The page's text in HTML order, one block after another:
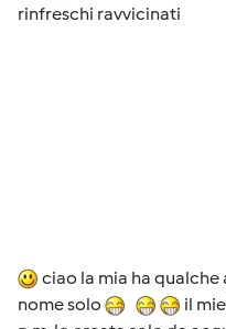
rinfreschi ravvicinati
ciao la mia ha qualche
nome solo
il